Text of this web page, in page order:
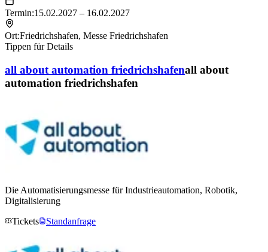
Termin:15.02.2027 – 16.02.2027
Ort:Friedrichshafen, Messe Friedrichshafen
Tippen für Details
all about automation friedrichshafenall about
automation friedrichshafen
Die Automatisierungsmesse für Industrieautomation, Robotik,
Digitalisierung
Tickets
Standanfrage